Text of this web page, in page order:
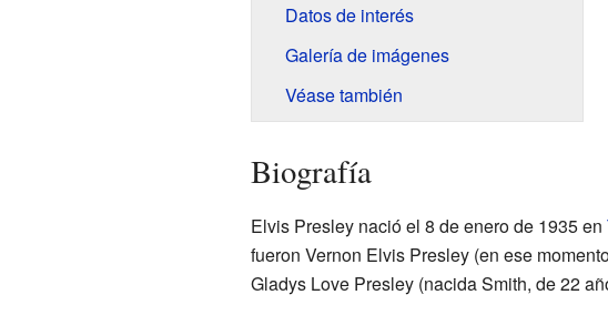
Datos de interés
Galería de imágenes
Véase también
Biografía
Elvis Presley nació el 8 de enero de 1935 en
fueron Vernon Elvis Presley (en ese
Gladys Love Presley (nacida Smith, de 22